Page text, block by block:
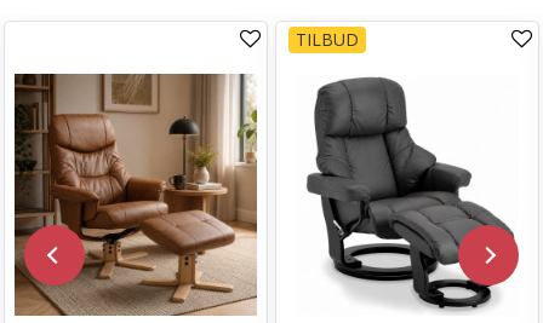
TILBUD